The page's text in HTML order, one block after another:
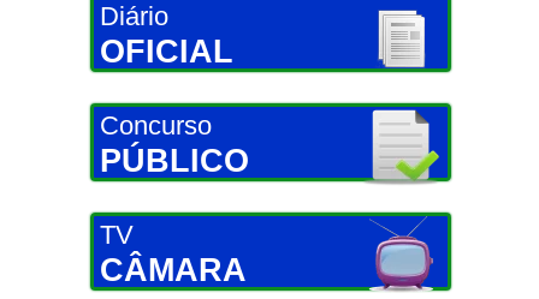
Diário
OFICIAL
Concurso
PÚBLICO
TV
CÂMARA